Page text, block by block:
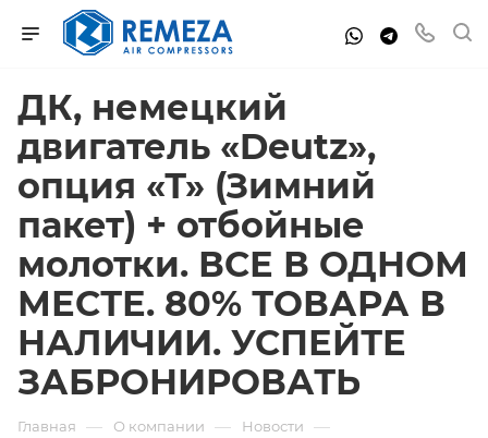
ДК, немецкий
двигатель «Deutz»,
опция «Т» (Зимний
пакет) + отбойные
молотки. ВСЕ В ОДНОМ
МЕСТЕ. 80% ТОВАРА В
НАЛИЧИИ. УСПЕЙТЕ
ЗАБРОНИРОВАТЬ
Главная — О компании — Новости —